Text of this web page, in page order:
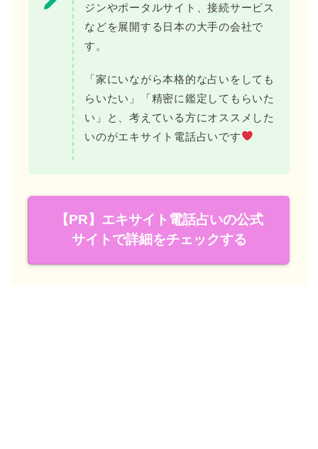
ジンやポータルサイト、接続サービス
などを展開する日本の大手の会社で
す。
「家にいながら本格的な占いをしても
らいたい」「精密に鑑定してもらいた
い」と、考えている方にオススメした
いのがエキサイト電話占いです
【PR】エキサイト電話占いの公式
サイトで詳細をチェックする